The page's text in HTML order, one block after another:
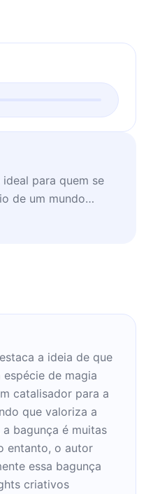
para quem se
de um mundo
organização e não
cuidadosamente
a ideia de que
de magia
catalisador para a
que valoriza a
bagunça é muitas
entanto, o autor
essa bagunça
criativos